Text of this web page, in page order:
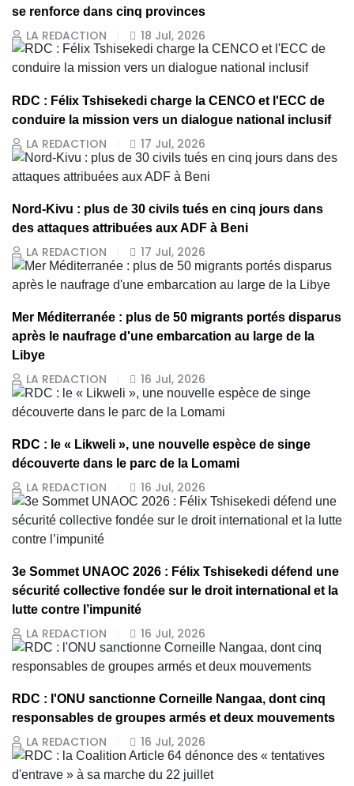
se renforce dans cinq provinces
LA REDACTION 18 Jul, 2026
RDC : Félix Tshisekedi charge la CENCO et l'ECC de
conduire la mission vers un dialogue national inclusif
LA REDACTION 17 Jul, 2026
Nord-Kivu : plus de 30 civils tués en cinq jours dans
des attaques attribuées aux ADF à Beni
LA REDACTION 17 Jul, 2026
Mer Méditerranée : plus de 50 migrants portés disparus
après le naufrage d'une embarcation au large de la
Libye
LA REDACTION 16 Jul, 2026
RDC : le « Likweli », une nouvelle espèce de singe
découverte dans le parc de la Lomami
LA REDACTION 16 Jul, 2026
3e Sommet UNAOC 2026 : Félix Tshisekedi défend une
sécurité collective fondée sur le droit international et la
lutte contre l’impunité
LA REDACTION 16 Jul, 2026
RDC : l'ONU sanctionne Corneille Nangaa, dont cinq
responsables de groupes armés et deux mouvements
LA REDACTION 16 Jul, 2026